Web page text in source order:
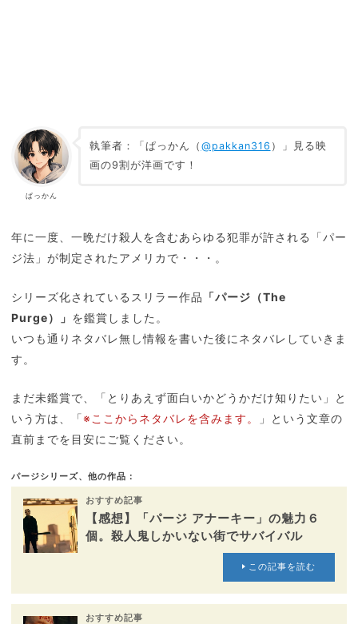
ぱっかん
執筆者：「ぱっかん（ @pakkan316 ）」見る映
画の9割が洋画です！
年に一度、一晩だけ殺人を含むあらゆる犯罪が許される「パー
ジ法」が制定されたアメリカで・・・。
シリーズ化されているスリラー作品 「パージ（The
Purge）」 を鑑賞しました。
いつも通りネタバレ無し情報を書いた後にネタバレしていきま
す。
まだ未鑑賞で、「とりあえず面白いかどうかだけ知りたい」と
いう方は、「※ここからネタバレを含みます。
」という文章の
直前までを目安にご覧ください。
パージシリーズ、他の作品：
おすすめ記事
【感想】「パージ アナーキー」の魅力６
個。殺人鬼しかいない街でサバイバル
この記事を読む
おすすめ記事